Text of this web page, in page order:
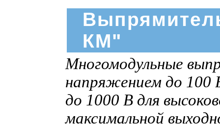
КМ"
Многомодульные
напряжением до 100
до 1000 В для
максимальной